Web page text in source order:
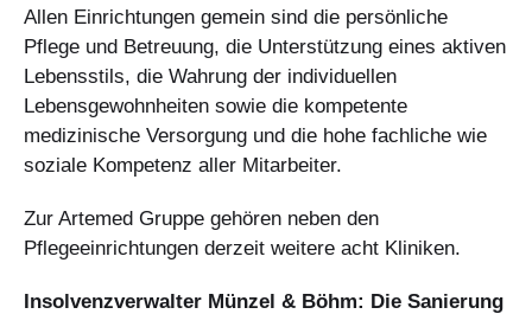
Allen Einrichtungen gemein sind die persönliche
Pflege und Betreuung, die Unterstützung eines aktiven
Lebensstils, die Wahrung der individuellen
Lebensgewohnheiten sowie die kompetente
medizinische Versorgung und die hohe fachliche wie
soziale Kompetenz aller Mitarbeiter.
Zur Artemed Gruppe gehören neben den
Pflegeeinrichtungen derzeit weitere acht Kliniken.
Insolvenzverwalter Münzel & Böhm: Die Sanierung